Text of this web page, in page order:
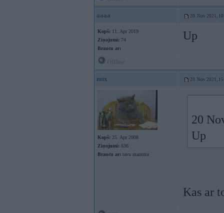
aaaa 20. Nov 2021,
Kopš: 11. Apr 2019
Ziņojumi: 74
Braucu ar:
Up
mtx 20. Nov 2021,
Kopš: 25. Apr 2008
Ziņojumi: 636
Braucu ar: tavu mammu
20
Up
Kas ar